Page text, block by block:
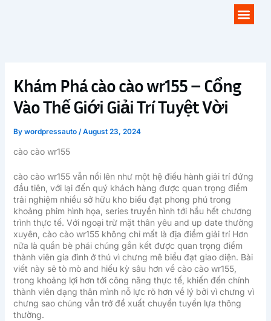
Khám Phá cào cào wr155 – Cổng
Vào Thế Giới Giải Trí Tuyệt Vời
By wordpressauto /August 23, 2024
cào cào wr155
cào cào wr155 vẫn nổi lên như một hệ điều hành giải trí đứng
đầu tiên, với lại đến quý khách hàng được quan trọng điểm
trải nghiệm nhiều sở hữu kho biểu đạt phong phú trong
khoảng phim hình họa, series truyền hình tới hầu hết chương
trình thực tế. Với ngoại trừ mặt thân yêu and up date thường
xuyên, cào cào wr155 không chỉ mất là địa điểm giải trí Hơn
nữa là quần bè phái chúng gắn kết được quan trọng điểm
thành viên gia đình ở thú vì chưng mê biểu đạt giao diện. Bài
viết này sẽ tò mò and hiếu kỳ sâu hơn về cào cào wr155,
trong khoảng lợi hơn tới công năng thực tế, khiến đến chính
thành viên dạng thân mình nỗ lực rõ hơn về lý bởi vì chưng vì
chưng sao chúng vẫn trở đề xuất chuyển tuyển lựa thông
thường.